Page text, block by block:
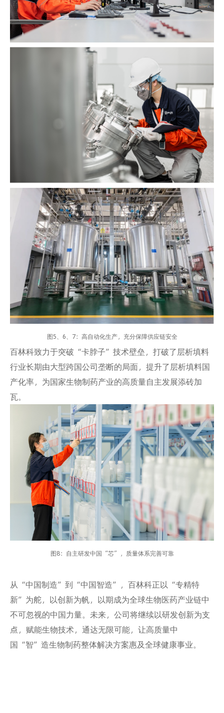
图5、6、7：高自动化生产，充分保障供应链安全
百林科致力于突破“卡脖子”技术壁垒，打破了层析填料
行业长期由大型跨国公司垄断的局面，提升了层析填料国
产化率，为国家生物制药产业的高质量自主发展添砖加
瓦。
图8：自主研发中国“芯”，质量体系完善可靠
从“中国制造”到“中国智造”，百林科正以“专精特
新”为舵，以创新为帆，以期成为全球生物医药产业链中
不可忽视的中国力量。未来，公司将继续以研发创新为支
点，赋能生物技术，通达无限可能，让高质量中
国“智”造生物制药整体解决方案惠及全球健康事业。